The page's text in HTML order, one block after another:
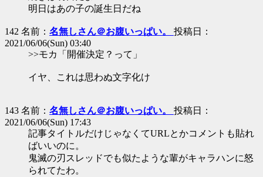
明日はあの子の誕生日だね
142 名前： 名無しさん＠お腹いっぱい。 投稿日：
2021/06/06(Sun) 03:40
>>モカ「開催決定？って」
イヤ、これは思わぬ文字化け
143 名前： 名無しさん＠お腹いっぱい。 投稿日：
2021/06/06(Sun) 17:43
記事タイトルだけじゃなくてURLとかコメントも貼れ
ばいいのに。
鬼滅の刃スレッドでも似たような輩がキャラハンに怒
られてたわ。